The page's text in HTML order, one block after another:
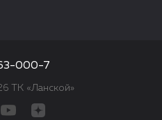
ТК «Ланской»
000-7